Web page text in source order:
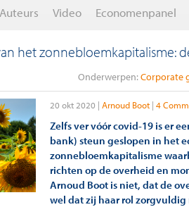
Auteurs Video Economenpanel
het zonnebloemkapitalisme:
Onderwerpen: Corporate
20 okt 2020 Arnoud Boot 4
Zelfs ver vóór covid-19 is er
bank) steun geslopen in het
zonnebloemkapitalisme
richten op de overheid en
Arnoud Boot is niet, dat de
wel dat zij haar rol zorgvuldig